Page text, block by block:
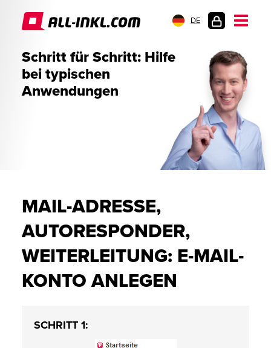
DE
Schritt für Schritt: Hilfe
bei typischen
Anwendungen
MAIL-ADRESSE,
AUTORESPONDER,
WEITERLEITUNG: E-MAIL-
KONTO ANLEGEN
SCHRITT 1: